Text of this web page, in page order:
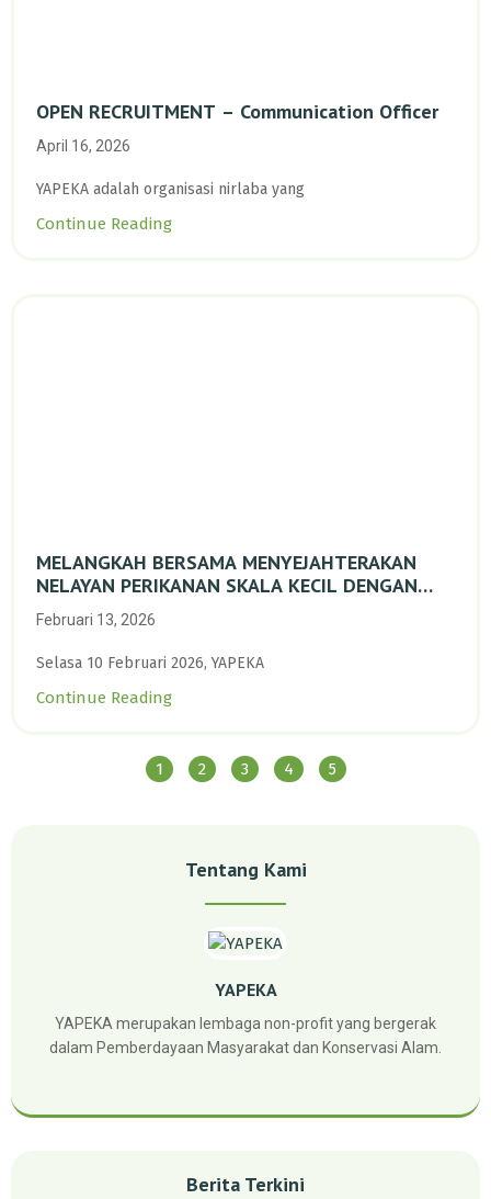
OPEN RECRUITMENT – Communication Officer
April 16, 2026
YAPEKA adalah organisasi nirlaba yang
Continue Reading
MELANGKAH BERSAMA MENYEJAHTERAKAN
NELAYAN PERIKANAN SKALA KECIL DENGAN
TRANSISI BERKELANJUTAN BERBASIS ALAM
Februari 13, 2026
Selasa 10 Februari 2026, YAPEKA
Continue Reading
1 2 3 4 5
Tentang Kami
YAPEKA
YAPEKA merupakan lembaga non-profit yang bergerak
dalam Pemberdayaan Masyarakat dan Konservasi Alam.
Berita Terkini